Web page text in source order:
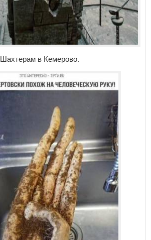
Шахтерам в Кемерово.